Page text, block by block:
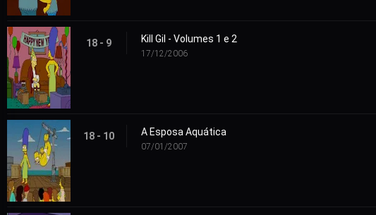
18 - 9 Kill Gil - Volumes 1 e 2
17/12/2006
18 - 10 A Esposa Aquática
07/01/2007